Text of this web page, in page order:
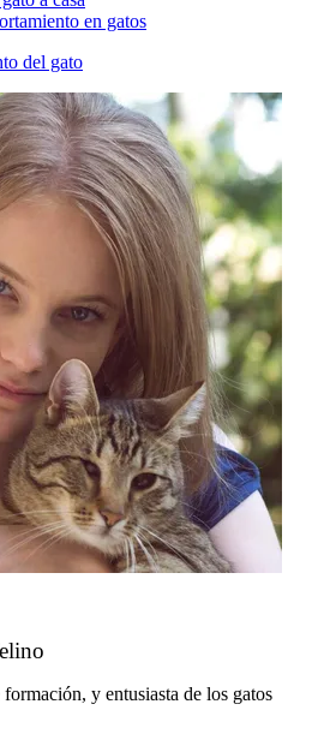
en gatos
del gato
y entusiasta de los gatos